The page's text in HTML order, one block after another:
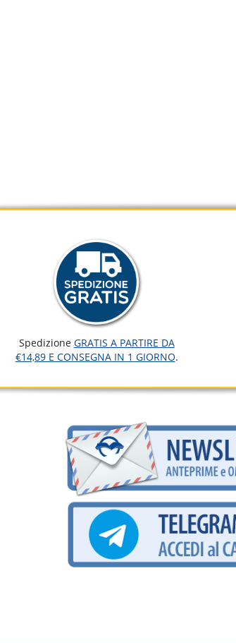
Spedizione GRATIS A PARTIRE DA
€14,89 E CONSEGNA IN 1 GIORNO.